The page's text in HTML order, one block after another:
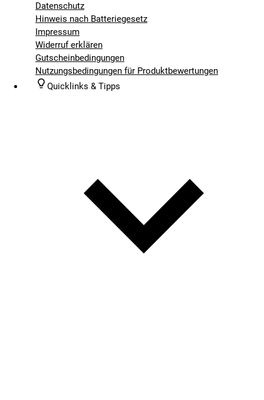
Datenschutz
Hinweis nach Batteriegesetz
Impressum
Widerruf erklären
Gutscheinbedingungen
Nutzungsbedingungen für Produktbewertungen
Quicklinks & Tipps